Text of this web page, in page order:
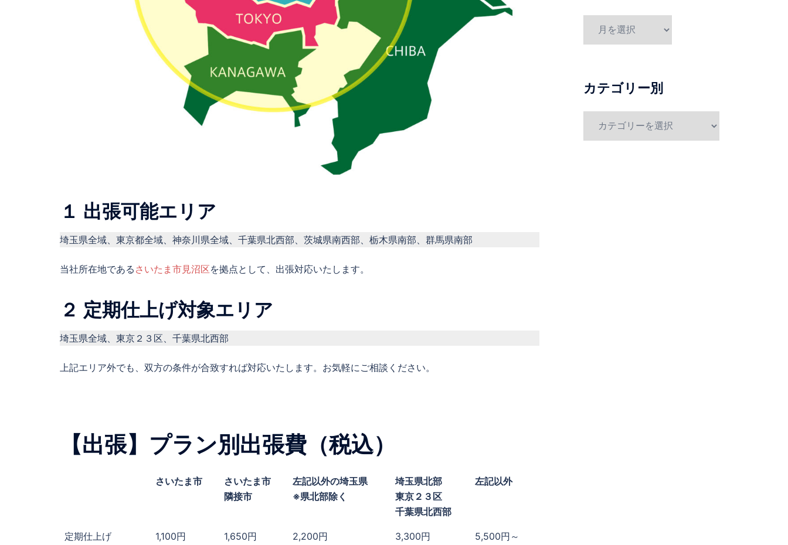
１ 出張可能エリア
埼玉県全域、東京都全域、神奈川県全域、千葉県北西部、茨城県南西部、栃木県南部、群馬県南部
当社所在地である さいたま市見沼区を拠点として、出張対応いたします。
２ 定期仕上げ対象エリア
埼玉県全域、東京２３区、千葉県北西部
上記エリア外でも、双方の条件が合致すれば対応いたします。お気軽にご相談ください。
【出張】プラン別出張費（税込）
さいたま市
さいたま市
隣接市
左記以外の埼玉県
※県北部除く
埼玉県北部
東京２３区
千葉県北西部
左記以外
定期仕上げ 1,100円 1,650円 2,200円 3,300円 5,500円～
カテゴリー別